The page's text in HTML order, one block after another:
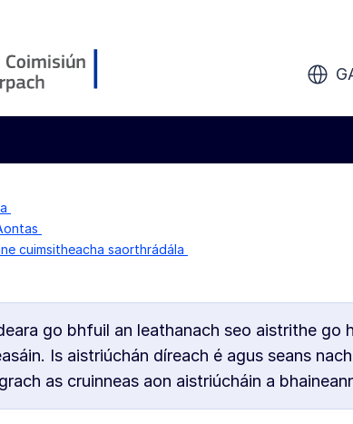
cuimsitheacha saorthrádála
go bhfuil an leathanach seo aistrithe
Is aistriúchán díreach é agus seans
as cruinneas aon aistriúcháin a